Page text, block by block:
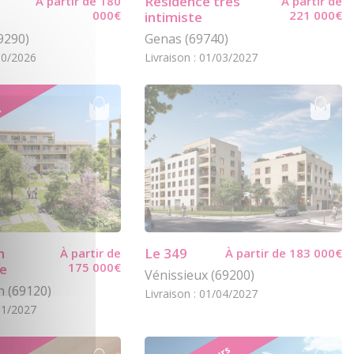
000€
2026
intimiste
221 000€
Genas (69740)
Livraison : 01/03/2027
À partir de
175 000€
(69120)
2027
Le 349 À partir de 183 000€
Vénissieux (69200)
Livraison : 01/04/2027